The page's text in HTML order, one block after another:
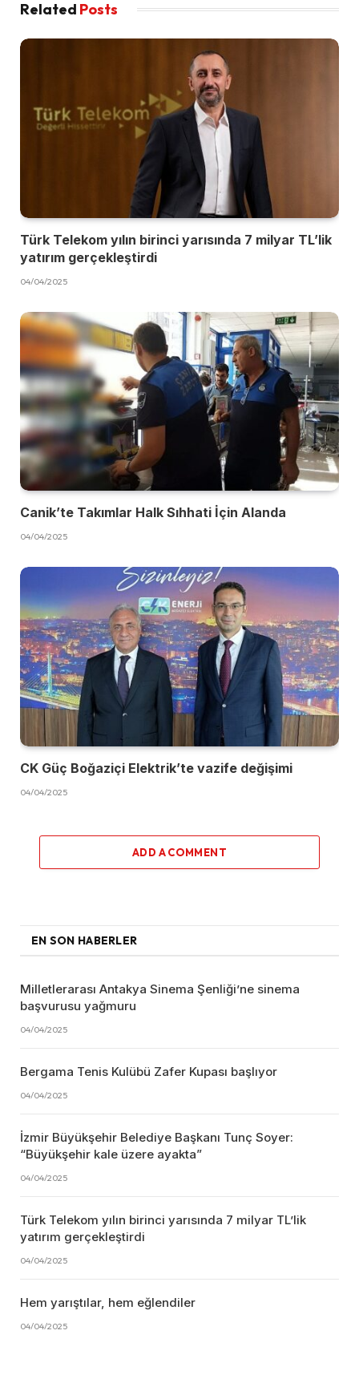
Related Posts
Türk Telekom yılın birinci yarısında 7 milyar TL’lik
yatırım gerçekleştirdi
04/04/2025
Canik’te Takımlar Halk Sıhhati İçin Alanda
04/04/2025
CK Güç Boğaziçi Elektrik’te vazife değişimi
04/04/2025
ADD A COMMENT
EN SON HABERLER
Milletlerarası Antakya Sinema Şenliği’ne sinema
başvurusu yağmuru
04/04/2025
Bergama Tenis Kulübü Zafer Kupası başlıyor
04/04/2025
İzmir Büyükşehir Belediye Başkanı Tunç Soyer:
“Büyükşehir kale üzere ayakta”
04/04/2025
Türk Telekom yılın birinci yarısında 7 milyar TL’lik
yatırım gerçekleştirdi
04/04/2025
Hem yarıştılar, hem eğlendiler
04/04/2025